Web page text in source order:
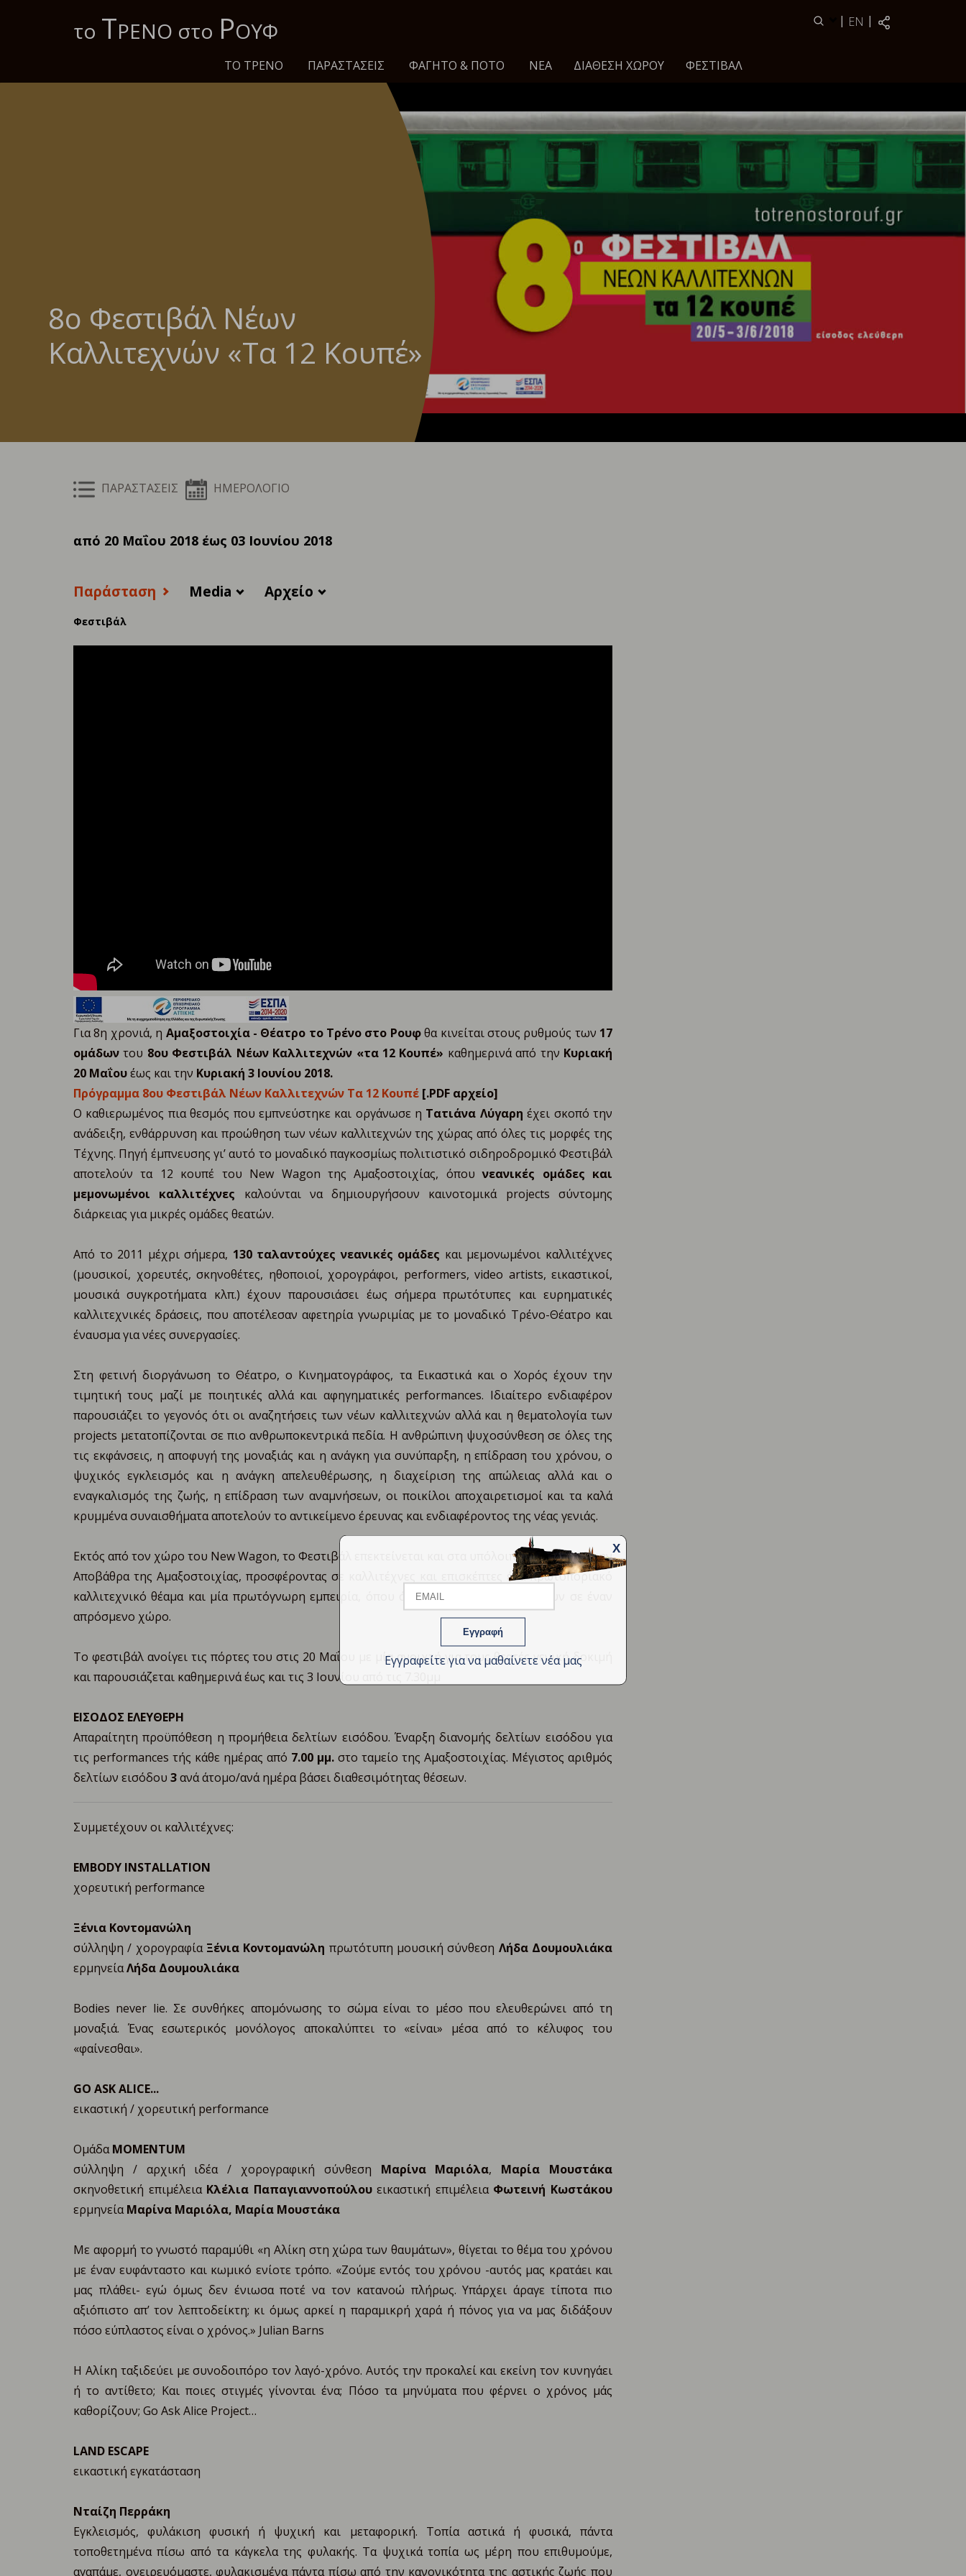
X
Name
Εγγραφείτε για να μαθαίνετε νέα μας
το ΤΡΕΝΟ στο ΡΟΥΦ | EN |
ΤΟ ΤΡΈΝΟ ΠΑΡΑΣΤΑΣΕΙΣ ΦΑΓΗΤΌ & ΠΟΤΌ ΝΈΑ ΔΙΆΘΕΣΗ ΧΏΡΟΥ ΦΕΣΤΙΒΆΛ
8ο Φεστιβάλ Νέων
Καλλιτεχνών «Τα 12 Κουπέ»
ΠΑΡΑΣΤΑΣΕΙΣ ΗΜΕΡΟΛΟΓΙΟ
από 20 Μαΐου 2018 έως 03 Ιουνίου 2018
Παράσταση Media Αρχείο
Φεστιβάλ
Για 8η χρονιά, η Αμαξοστοιχία - Θέατρο το Τρένο στο Ρουφθα κινείται στους ρυθμούς των 17
ομάδων του 8ου Φεστιβάλ Νέων Καλλιτεχνών «τα 12 Κουπέ» καθημερινά από την Κυριακή
20 Μαΐουέως και την Κυριακή 3 Ιουνίου 2018.
Πρόγραμμα 8ου Φεστιβάλ Νέων Καλλιτεχνών Τα 12 Κουπέ [.PDF αρχείο]
Ο καθιερωμένος πια θεσμός που εμπνεύστηκε και οργάνωσε η Τατιάνα Λύγαρη έχει σκοπό την
ανάδειξη, ενθάρρυνση και προώθηση των νέων καλλιτεχνών της χώρας από όλες τις μορφές της
Τέχνης. Πηγή έμπνευσης γι’ αυτό το μοναδικό παγκοσμίως πολιτιστικό σιδηροδρομικό Φεστιβάλ
αποτελούν τα 12 κουπέ του New Wagon της Αμαξοστοιχίας, όπουνεανικές ομάδες και
μεμονωμένοι καλλιτέχνες καλούνται να δημιουργήσουν καινοτομικά projects σύντομης
διάρκειας για μικρές ομάδες θεατών.
Από το 2011 μέχρι σήμερα, 130 ταλαντούχες νεανικές ομάδες και μεμονωμένοι καλλιτέχνες
(μουσικοί, χορευτές, σκηνοθέτες, ηθοποιοί, χορογράφοι, performers, video artists, εικαστικοί,
μουσικά συγκροτήματα κλπ.) έχουν παρουσιάσει έως σήμερα πρωτότυπες και ευρηματικές
καλλιτεχνικές δράσεις, που αποτέλεσαν αφετηρία γνωριμίας με το μοναδικό Τρένο-Θέατρο και
έναυσμα για νέες συνεργασίες.
Στη φετινή διοργάνωση το Θέατρο, ο Κινηματογράφος, τα Εικαστικά και ο Χορός έχουν την
τιμητική τους μαζί με ποιητικές αλλά και αφηγηματικές performances. Ιδιαίτερο ενδιαφέρον
παρουσιάζει το γεγονός ότι οι αναζητήσεις των νέων καλλιτεχνών αλλά και η θεματολογία των
projects μετατοπίζονται σε πιο ανθρωποκεντρικά πεδία. Η ανθρώπινη ψυχοσύνθεση σε όλες της
τις εκφάνσεις, η αποφυγή της μοναξιάς και η ανάγκη για συνύπαρξη, η επίδραση του χρόνου, ο
ψυχικός εγκλεισμός και η ανάγκη απελευθέρωσης, η διαχείριση της απώλειας αλλά και ο
εναγκαλισμός της ζωής, η επίδραση των αναμνήσεων, οι ποικίλοι αποχαιρετισμοί και τα καλά
κρυμμένα συναισθήματα αποτελούν το αντικείμενο έρευνας και ενδιαφέροντος της νέας γενιάς.
Εκτός από τον χώρο του New Wagon, το Φεστιβάλ επεκτείνεται και στα υπόλοιπα βαγόνια και την
Αποβάθρα της Αμαξοστοιχίας, προσφέροντας σε καλλιτέχνες και επισκέπτες ένα πρωτοποριακό
καλλιτεχνικό θέαμα και μία πρωτόγνωρη εμπειρία, όπου όλες οι Τέχνες συνυπάρχουν σε έναν
απρόσμενο χώρο.
Το φεστιβάλ ανοίγει τις πόρτες του στις 20 Μαΐου με μία ανοιχτή για τους θεατές γενική δοκιμή
και παρουσιάζεται καθημερινά έως και τις 3 Ιουνίου από τις 7.30μμ
ΕΙΣΟΔΟΣ ΕΛΕΥΘΕΡΗ
Απαραίτητη προϋπόθεση η προμήθεια δελτίων εισόδου. Έναρξη διανομής δελτίων εισόδου για
τις performances τής κάθε ημέρας από 7.00 μμ. στο ταμείο της Αμαξοστοιχίας. Μέγιστος αριθμός
δελτίων εισόδου 3ανά άτομο/ανά ημέρα βάσει διαθεσιμότητας θέσεων.
Συμμετέχουν οι καλλιτέχνες:
EMBODY INSTALLATION
χορευτική performance
Ξένια Κοντομανώλη
σύλληψη / χορογραφία Ξένια Κοντομανώλη πρωτότυπη μουσική σύνθεση Λήδα Δουμουλιάκα
ερμηνείαΛήδα Δουμουλιάκα
Bodies never lie. Σε συνθήκες απομόνωσης το σώμα είναι το μέσο που ελευθερώνει από τη
μοναξιά. Ένας εσωτερικός μονόλογος αποκαλύπτει το «είναι» μέσα από το κέλυφος του
«φαίνεσθαι».
GO ASK ALICE...
εικαστική / χορευτική performance
ΟμάδαMOMENTUM
σύλληψη / αρχική ιδέα / χορογραφική σύνθεση Μαρίνα Μαριόλα, Μαρία Μουστάκα
σκηνοθετική επιμέλεια Κλέλια Παπαγιαννοπούλουεικαστική επιμέλεια Φωτεινή Κωστάκου
ερμηνείαΜαρίνα Μαριόλα, Μαρία Μουστάκα
Με αφορμή το γνωστό παραμύθι «η Αλίκη στη χώρα των θαυμάτων», θίγεται το θέμα του χρόνου
με έναν ευφάνταστο και κωμικό ενίοτε τρόπο. «Zούμε εντός του χρόνου -αυτός μας κρατάει και
μας πλάθει- εγώ όμως δεν ένιωσα ποτέ να τον κατανοώ πλήρως. Υπάρχει άραγε τίποτα πιο
αξιόπιστο απ’ τον λεπτοδείκτη; κι όμως αρκεί η παραμικρή χαρά ή πόνος για να μας διδάξουν
πόσο εύπλαστος είναι ο χρόνος.» Julian Barns
H Αλίκη ταξιδεύει με συνοδοιπόρο τον λαγό-χρόνο. Αυτός την προκαλεί και εκείνη τον κυνηγάει
ή το αντίθετο; Και ποιες στιγμές γίνονται ένα; Πόσο τα μηνύματα που φέρνει ο χρόνος μάς
καθορίζουν; Go Ask Alice Project…
LAND ESCAPE
εικαστική εγκατάσταση
Νταίζη Περράκη
Eγκλεισμός, φυλάκιση φυσική ή ψυχική και μεταφορική. Τοπία αστικά ή φυσικά, πάντα
τοποθετημένα πίσω από τα κάγκελα της φυλακής. Τα ψυχικά τοπία ως μέρη που επιθυμούμε,
αγαπάμε, ονειρευόμαστε, φυλακισμένα πάντα πίσω από την κανονικότητα της αστικής ζωής που